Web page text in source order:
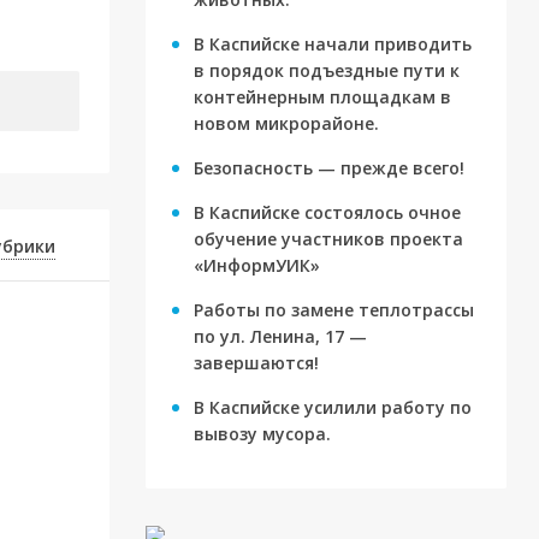
В Каспийске начали приводить
в порядок подъездные пути к
контейнерным площадкам в
новом микрорайоне.
Безопасность — прежде всего!
В Каспийске состоялось очное
обучение участников проекта
«ИнформУИК»
Работы по замене теплотрассы
по ул. Ленина, 17 —
завершаются!
В Каспийске усилили работу по
вывозу мусора.